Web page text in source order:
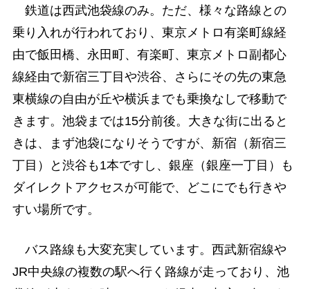
鉄道は西武池袋線のみ。ただ、様々な路線との
乗り入れが行われており、東京メトロ有楽町線経
由で飯田橋、永田町、有楽町、東京メトロ副都心
線経由で新宿三丁目や渋谷、さらにその先の東急
東横線の自由が丘や横浜までも乗換なしで移動で
きます。池袋までは15分前後。大きな街に出ると
きは、まず池袋になりそうですが、新宿（新宿三
丁目）と渋谷も1本ですし、銀座（銀座一丁目）も
ダイレクトアクセスが可能で、どこにでも行きや
すい場所です。
バス路線も大変充実しています。西武新宿線や
JR中央線の複数の駅へ行く路線が走っており、池